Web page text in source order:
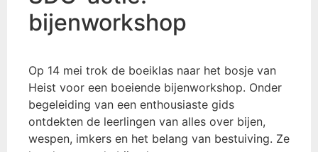
bijenworkshop
Op 14 mei trok de boeiklas naar het bosje van
Heist voor een boeiende bijenworkshop. Onder
begeleiding van een enthousiaste gids
ontdekten de leerlingen van alles over bijen,
wespen, imkers en het belang van bestuiving. Ze